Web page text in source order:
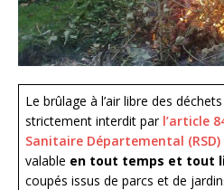
Le brûlage à l’air libre des
strictement interdit par l’article
Sanitaire Départemental (RSD)
valable en tout temps et tout
coupés issus de parcs et de